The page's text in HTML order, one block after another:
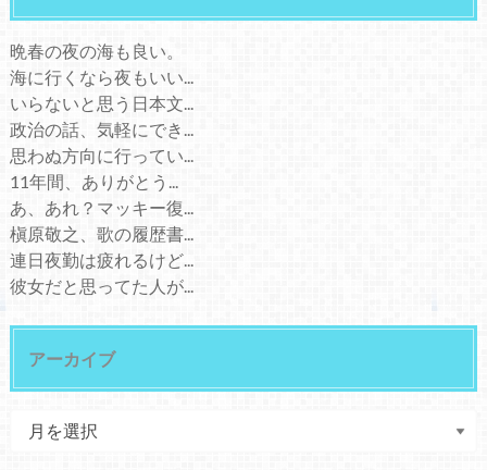
晩春の夜の海も良い。
海に行くなら夜もいい...
いらないと思う日本文...
政治の話、気軽にでき...
思わぬ方向に行ってい...
11年間、ありがとう...
あ、あれ？マッキー復...
槇原敬之、歌の履歴書...
連日夜勤は疲れるけど...
彼女だと思ってた人が...
アーカイブ